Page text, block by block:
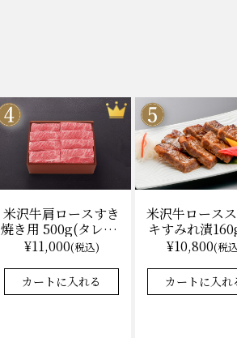
米沢牛肩ロースすき
焼き用 500g(タレ付)
（冷凍）送料無料
化粧箱入
¥11,000(税込)
★★★★★
★★★★★ 4.9 37件
カートに入れる
米沢牛ロース
キすみれ漬
枚(計480g) 木
味噌酒粕漬け/
送料無料
¥10,800(税
★★★★★
★★★★★
カートに入れ